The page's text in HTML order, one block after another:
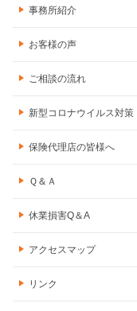
事務所紹介
お客様の声
ご相談の流れ
新型コロナウイルス対
保険代理店の皆様へ
Ｑ＆Ａ
休業損害Q＆A
アクセスマップ
リンク